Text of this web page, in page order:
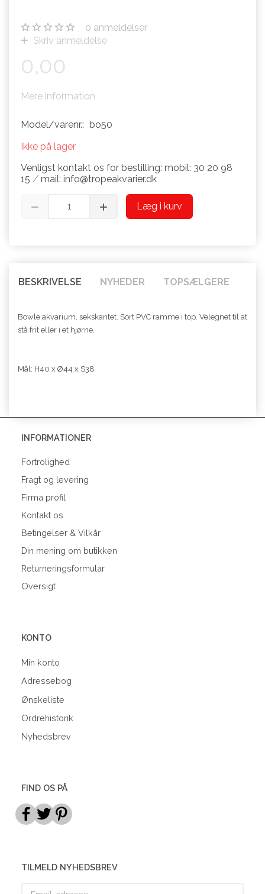
0 anmeldelser
Skriv anmeldelse
0,00
Mere information
Model/varenr.: bo50
Ikke på lager
Venligst kontakt os for bestilling: mobil: 30 20 98
15 ⁄ mail: info@tropeakvarier.dk
Læg i kurv
BESKRIVELSE NYHEDER TOPSÆLGERE
Bowle akvarium, sekskantet. Sort PVC ramme i top. Velegnet til at
stå frit eller i et hjørne.
Mål: H40 x Ø44 x S38
INFORMATIONER
Fortrolighed
Fragt og levering
Firma profil
Kontakt os
Betingelser & Vilkår
Din mening om butikken
Returneringsformular
Oversigt
KONTO
Min konto
Adressebog
Ønskeliste
Ordrehistorik
Nyhedsbrev
FIND OS PÅ
TILMELD NYHEDSBREV